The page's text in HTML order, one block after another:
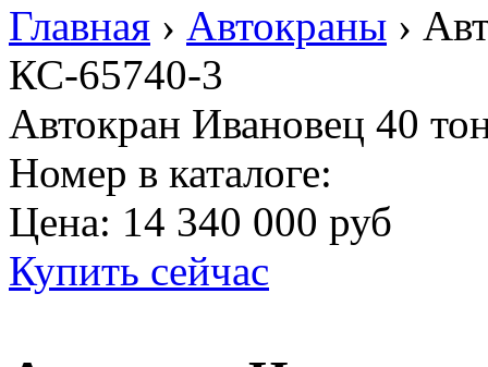
Главная › Автокраны ›
КС-65740-3
Автокран Ивановец 40
Номер в каталоге:
Цена: 14 340 000 руб
Купить сейчас